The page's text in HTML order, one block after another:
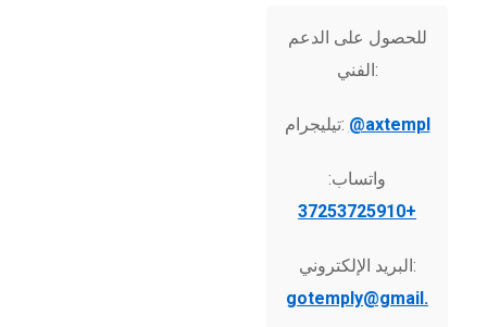
للحصول على الدعم
الفني:
تيليجرام: @axtempl
واتساب:
+37253725910
البريد الإلكتروني:
gotemply@gmail.